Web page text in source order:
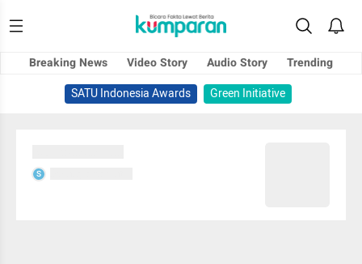
Breaking News Video Story Audio Story
Trending
SATU Indonesia Awards
Green Initiative
S